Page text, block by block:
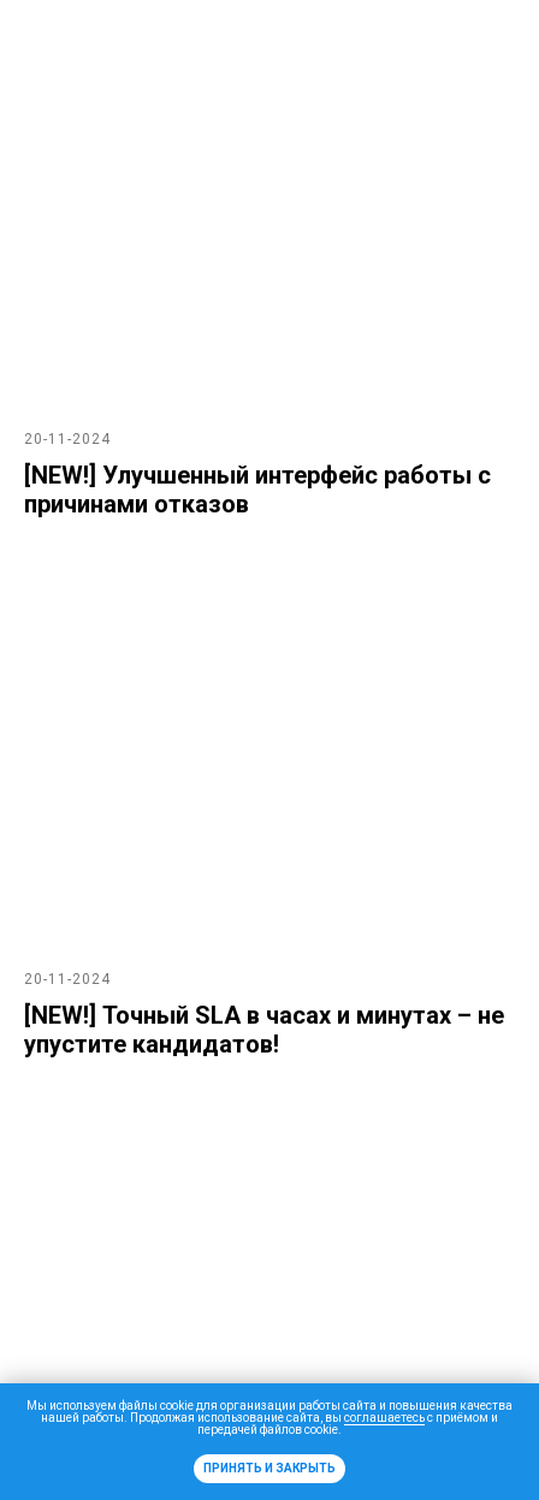
20-11-2024
[NEW!] Улучшенный интерфейс работы с
причинами отказов
20-11-2024
[NEW!] Точный SLA в часах и минутах – не
упустите кандидатов!
Мы используем файлы cookie для организации работы сайта и повышения качества
нашей работы. Продолжая использование сайта, вы соглашаетесьс приёмом и
передачей файлов cookie.
ПРИНЯТЬ И ЗАКРЫТЬ